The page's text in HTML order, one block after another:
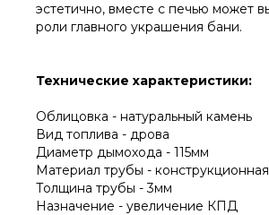
эстетично, вместе с печью может
роли главного украшения бани.
Технические характеристики:
Облицовка - натуральный камень
Вид топлива - дрова
Диаметр дымохода - 115мм
Материал трубы - конструкционная
Толщина трубы - 3мм
Назначение - увеличение КПД